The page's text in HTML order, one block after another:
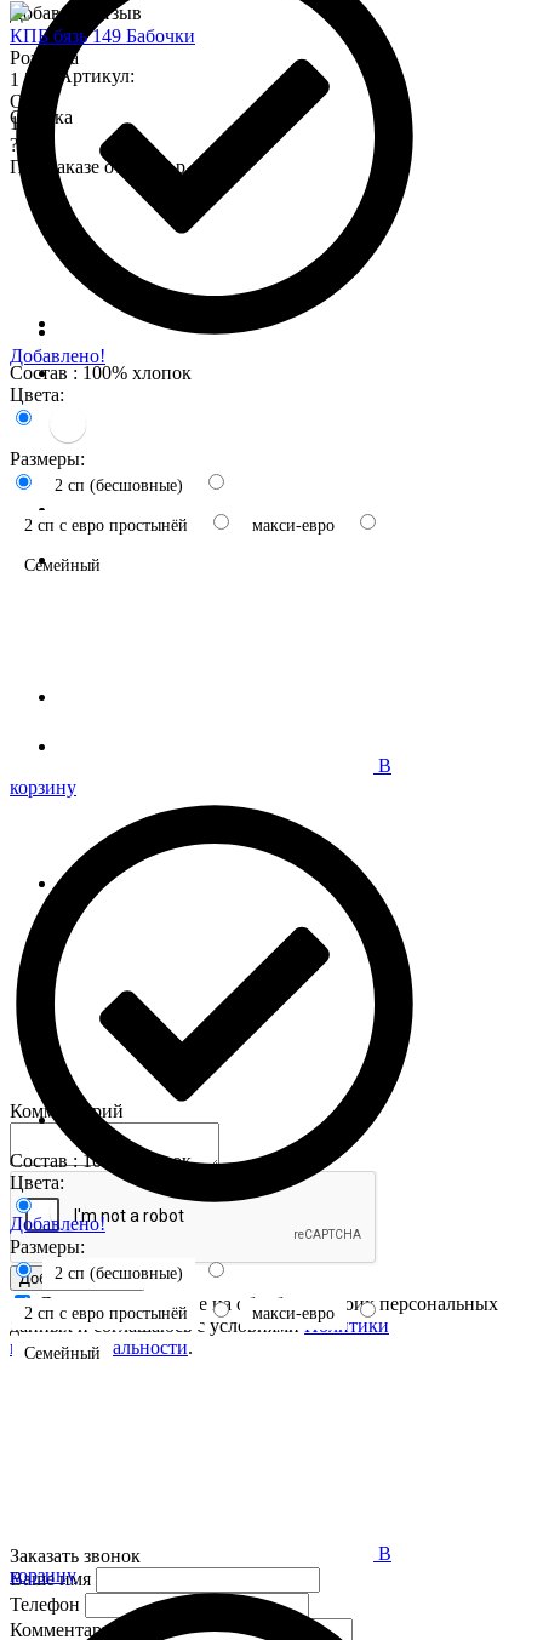
Добавлено!
Состав : 100% хлопок
Цвета:
Размеры:
2 сп (бесшовные)
2 сп с евро простынёй макси-евро
Семейный
В
корзину
Добавлено!
КПБ бязь 149 Бабочки
Розница
1 575
Опт
1 345
?
При заказе от 7 000 р.
Состав : 100% хлопок
Цвета:
Размеры:
2 сп (бесшовные)
2 сп с евро простынёй макси-евро
Семейный
В
корзину
Добавить отзыв
Артикул:
Оценка
Комментарий
Добавить отзыв
Я даю свое согласие на обработку своих персональных
данных и соглашаюсь с условиямиПолитики
конфиденциальности.
Заказать звонок
Ваше имя
Телефон
Комментарий